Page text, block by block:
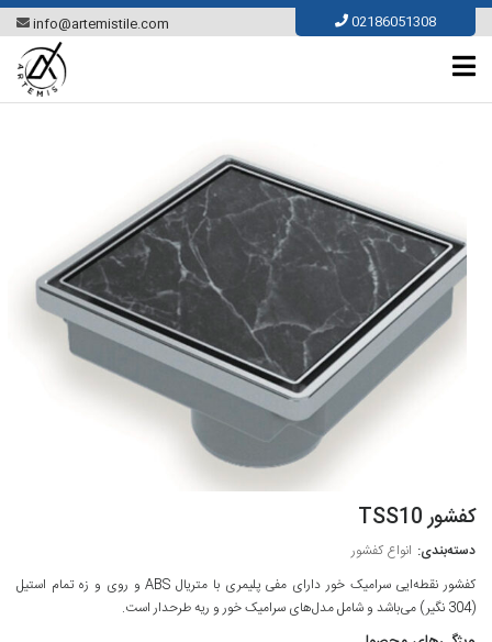
Skip
to
content
info@artemistile.com 02186051308
کفشور TSS10
انواع کفشور
کفشور نقطه‌ایی سرامیک خور دارای مفی پلیمری با متریال ABS و روی و زه تمام استیل
(304 نگیر) می‌باشد و شامل مدل‌های سرامیک خور و ریه طرحدار است.